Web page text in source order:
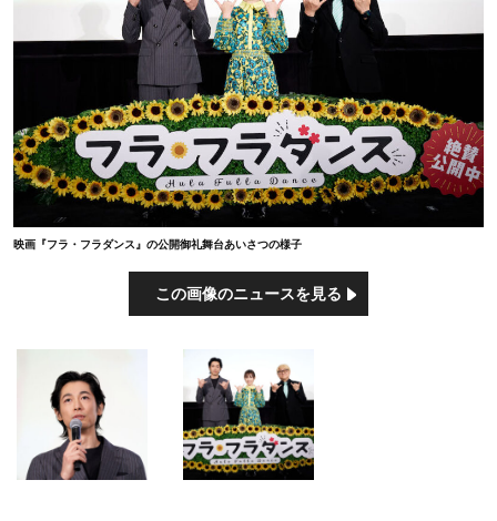
映画『フラ・フラダンス』の公開御礼舞台あいさつの様子
この画像のニュースを見る